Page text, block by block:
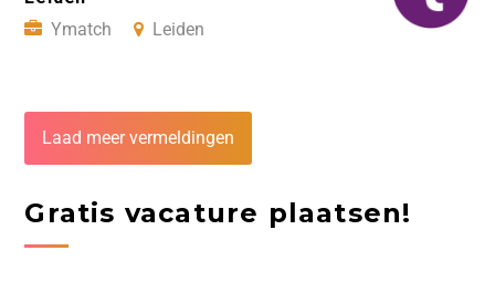
Ymatch
Leiden
Laad meer vermeldingen
Gratis vacature plaatsen!